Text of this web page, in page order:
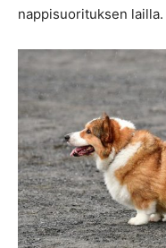
nappisuorituksen lailla.